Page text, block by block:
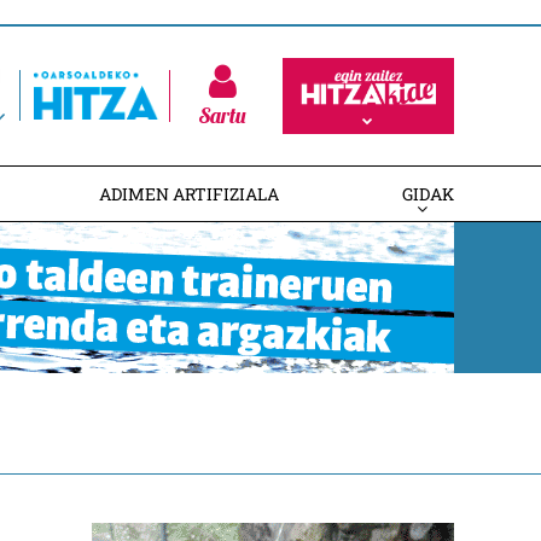
Sartu
ADIMEN ARTIFIZIALA GIDAK